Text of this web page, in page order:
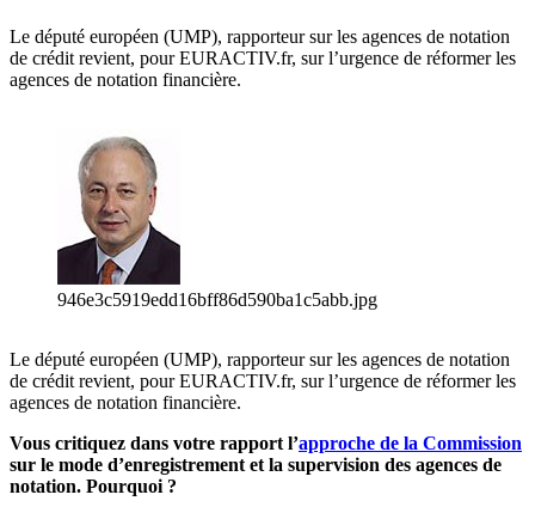
Le député européen (UMP), rapporteur sur les agences de notation
de crédit revient, pour EURACTIV.fr, sur l’urgence de réformer les
agences de notation financière.
946e3c5919edd16bff86d590ba1c5abb.jpg
Le député européen (UMP), rapporteur sur les agences de notation
de crédit revient, pour EURACTIV.fr, sur l’urgence de réformer les
agences de notation financière.
Vous critiquez dans votre rapport l’approche de la Commission
sur le mode d’enregistrement et la supervision des agences de
notation. Pourquoi ?